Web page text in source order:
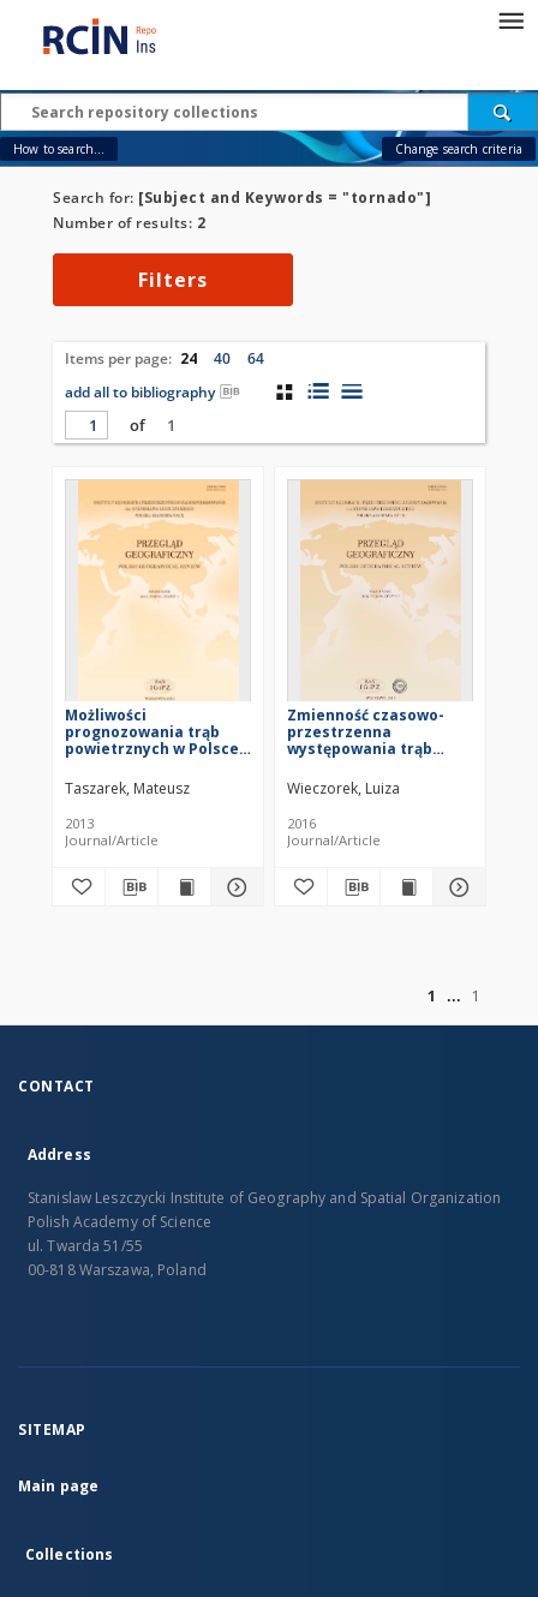
How to search... Change search criteria
Search for: [Subject and Keywords = "tornado"]
Number of results: 2
Filters
Items per page: 24 40
64
add all to bibliography
of
1
Możliwości
prognozowania trąb
powietrznych w Polsce
possible emergence of
tornadoes in Poland
Taszarek, Mateusz
2013
Journal/Article
Zmienność czasowo-
przestrzenna
występowania trąb
i w Polsce w latach 1998-
2013 = The temporal
and spatial variability
of the occurrence of
tornadoes in Europe
years 1998-2013
Wieczorek, Luiza
2016
Journal/Article
1
1
CONTACT
Address
Stanislaw Leszczycki Institute of Geography and Spatial Organization
Polish Academy of Science
ul. Twarda 51/55
00-818 Warszawa, Poland
SITEMAP
Main page
Collections